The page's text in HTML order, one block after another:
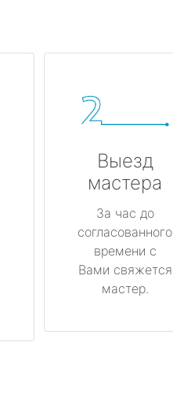
Выезд
мастера
За час до
согласованного
времени с
Вами свяжется
мастер.